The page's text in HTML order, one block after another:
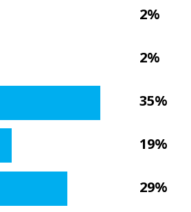
2%
2%
35%
19%
29%